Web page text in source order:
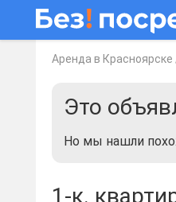
Аренда в Красноярске
Это
Но мы нашли
1-к.